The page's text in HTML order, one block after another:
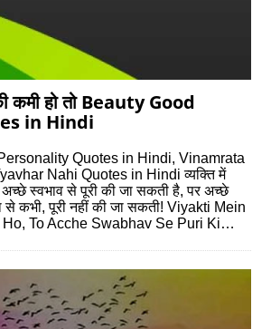
कमी हो तो Beauty Good
in Hindi
Quotes in Hindi, Vinamrata
Nahi Quotes in Hindi व्यक्ति में
अच्छे स्वभाव से पूरी की जा सकती है, पर अच्छे
से कभी, पूरी नहीं की जा सकती! Viyakti Mein
To Acche Swabhav Se Puri Ki…